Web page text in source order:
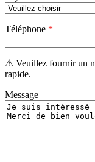
Téléphone *
⚠ Veuillez fournir un
rapide.
Message